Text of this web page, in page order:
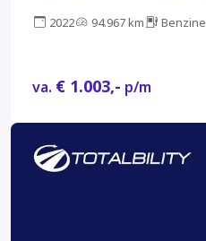
2022 94.967 km Benzine
va. € 1.003,- p/m